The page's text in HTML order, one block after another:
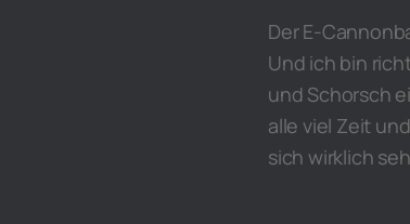
Der E-
Und ich bin
und Schorsch
alle viel Zeit
sich wirklich